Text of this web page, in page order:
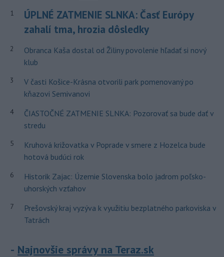
1
ÚPLNÉ ZATMENIE SLNKA: Časť Európy
zahalí tma, hrozia dôsledky
2
Obranca Kaša dostal od Žiliny povolenie hľadať si nový
klub
3
V časti Košice-Krásna otvorili park pomenovaný po
kňazovi Semivanovi
4
ČIASTOČNÉ ZATMENIE SLNKA: Pozorovať sa bude dať v
stredu
5
Kruhová križovatka v Poprade v smere z Hozelca bude
hotová budúci rok
6
Historik Zajac: Územie Slovenska bolo jadrom poľsko-
uhorských vzťahov
7
Prešovský kraj vyzýva k využitiu bezplatného parkoviska v
Tatrách
Najnovšie správy na Teraz.sk